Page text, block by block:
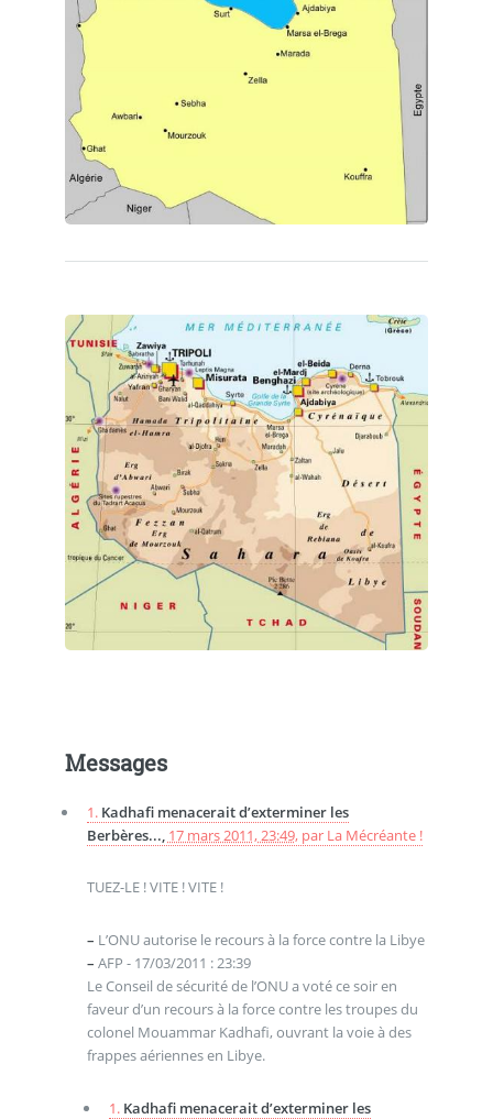
Messages
1. Kadhafi menacerait d’exterminer les
Berbères..., 17 mars 2011, 23:49, par La Mécréante !
TUEZ-LE ! VITE ! VITE !
– L’ONU autorise le recours à la force contre la Libye
– AFP - 17/03/2011 : 23:39
Le Conseil de sécurité de l’ONU a voté ce soir en
faveur d’un recours à la force contre les troupes du
colonel Mouammar Kadhafi, ouvrant la voie à des
frappes aériennes en Libye.
1. Kadhafi menacerait d’exterminer les